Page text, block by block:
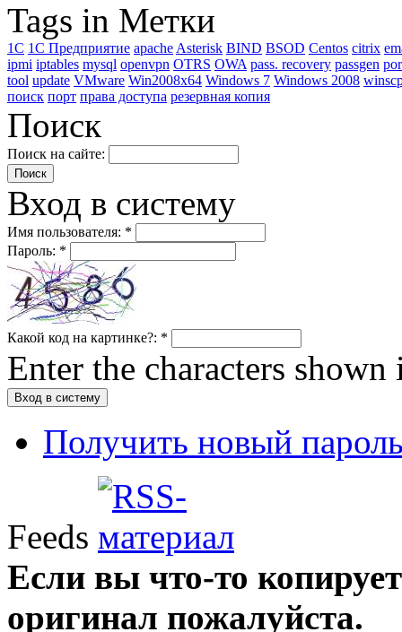
Tags in Метки
1C 1С Предприятие apacheAsterisk BIND BSOD Centos citrix
ipmi iptables mysql openvpn OTRS OWA pass. recovery passgen
tool update VMware Win2008x64 Windows 7 Windows 2008
поиск порт права доступа резервная копия
Поиск
Поиск на сайте:
Вход в систему
Имя пользователя: *
Пароль: *
Какой код на картинке?: *
Enter the characters shown
Получить новый
Feeds
Если вы что-то
оригинал пожалуйста.